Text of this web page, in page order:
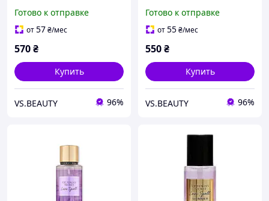
Fragrance Mist Victoria s
Secret оригинал
Готово к отправке
от57₴/мес
570₴
Купить
VS.BEAUTY 96%
Secret оригінал
Готово к отправке
от55₴/мес
550₴
Купить
VS.BEAUTY 96%